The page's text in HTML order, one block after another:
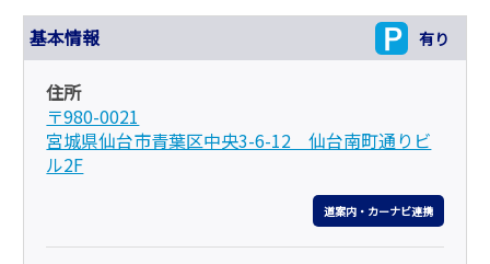
基本情報 有り
住所
〒980-0021
宮城県仙台市青葉区中央3-6-12 仙台南町通りビ
ル2F
道案内・カーナビ連携